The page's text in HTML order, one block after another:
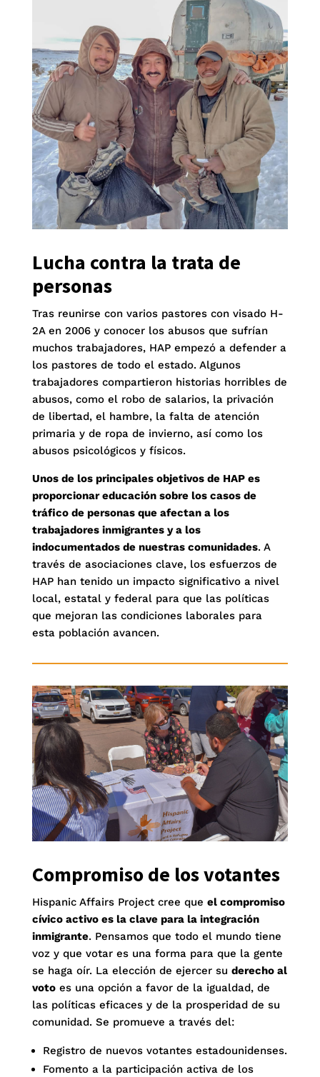
Lucha contra la trata de
personas
Tras reunirse con varios pastores con visado H-
2A en 2006 y conocer los abusos que sufrían
muchos trabajadores, HAP empezó a defender a
los pastores de todo el estado. Algunos
trabajadores compartieron historias horribles de
abusos, como el robo de salarios, la privación
de libertad, el hambre, la falta de atención
primaria y de ropa de invierno, así como los
abusos psicológicos y físicos.
Unos de los principales objetivos de HAP es
proporcionar educación sobre los casos de
tráfico de personas que afectan a los
trabajadores inmigrantes y a los
indocumentados de nuestras comunidades. A
través de asociaciones clave, los esfuerzos de
HAP han tenido un impacto significativo a nivel
local, estatal y federal para que las políticas
que mejoran las condiciones laborales para
esta población avancen.
Compromiso de los votantes
Hispanic Affairs Project cree que el compromiso
cívico activo es la clave para la integración
inmigrante. Pensamos que todo el mundo tiene
voz y que votar es una forma para que la gente
se haga oír. La elección de ejercer su derecho al
votoes una opción a favor de la igualdad, de
las políticas eficaces y de la prosperidad de su
comunidad. Se promueve a través del:
Registro de nuevos votantes estadounidenses.
Fomento a la participación activa de los